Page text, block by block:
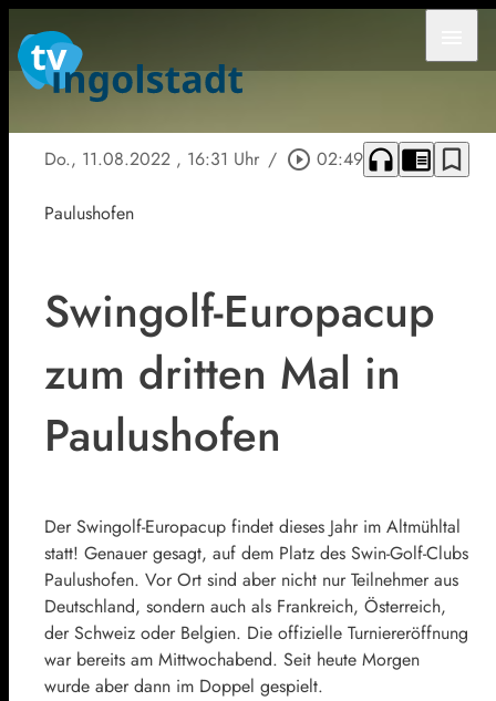
Do., 11.08.2022 , 16:31 Uhr / play_circle_outline 02:49 headphones chrome_reader_mode bookmark_border
Paulushofen
Swingolf-Europacup
zum dritten Mal in
Paulushofen
Der Swingolf-Europacup findet dieses Jahr im Altmühltal
statt! Genauer gesagt, auf dem Platz des Swin-Golf-Clubs
Paulushofen. Vor Ort sind aber nicht nur Teilnehmer aus
Deutschland, sondern auch als Frankreich, Österreich,
der Schweiz oder Belgien. Die offizielle Turniereröffnung
war bereits am Mittwochabend. Seit heute Morgen
wurde aber dann im Doppel gespielt.